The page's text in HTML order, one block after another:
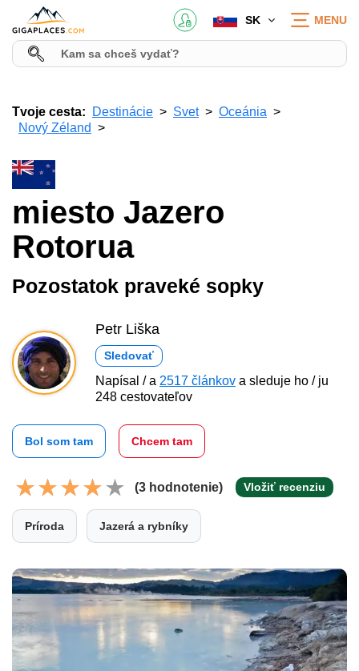
SK MENU
Tvoje cesta: Destinácie Svet
Oceánia
Nový Zéland
miesto Jazero
Rotorua
Pozostatok praveké sopky
Petr Liška
Sledovať
Napísal / a 2517 článkov a sleduje ho / ju
248 cestovateľov
Bol som tam Chcem tam
(3 hodnotenie) Vložiť recenziu
Príroda Jazerá a rybníky